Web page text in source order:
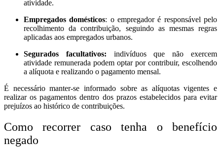
atividade.
Empregados domésticos: o empregador é responsável pelo
recolhimento da contribuição, seguindo as mesmas regras
aplicadas aos empregados urbanos.
Segurados facultativos: indivíduos que não exercem
atividade remunerada podem optar por contribuir, escolhendo
a alíquota e realizando o pagamento mensal.
É necessário manter-se informado sobre as alíquotas vigentes e
realizar os pagamentos dentro dos prazos estabelecidos para evitar
prejuízos ao histórico de contribuições.
Como recorrer caso tenha o benefício
negado